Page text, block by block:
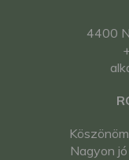
4400
Nagyon